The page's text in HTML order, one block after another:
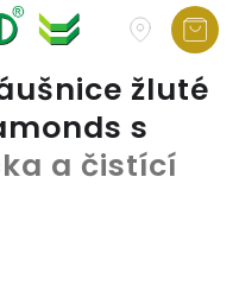
žluté
s
a čistící